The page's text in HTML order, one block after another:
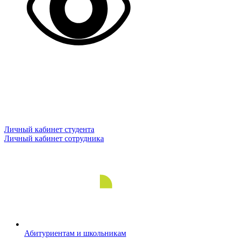
Личный кабинет студента
Личный кабинет сотрудника
Абитуриентам и школьникам